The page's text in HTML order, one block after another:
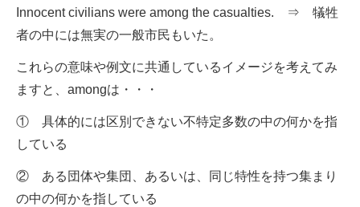
Innocent civilians were among the casualties. ⇒ 犠牲
者の中には無実の一般市民もいた。
これらの意味や例文に共通しているイメージを考えてみ
ますと、amongは・・・
① 具体的には区別できない不特定多数の中の何かを指
している
② ある団体や集団、あるいは、同じ特性を持つ集まり
の中の何かを指している